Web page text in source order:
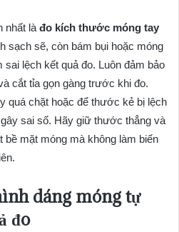
nhất là đo kích thước móng tay
sạch sẽ, còn bám bụi hoặc móng
lệch kết quả đo. Luôn đảm bảo
cắt tỉa gọn gàng trước khi đo.
quá chặt hoặc để thước kẻ bị lệch
sai số. Hãy giữ thước thẳng và
bề mặt móng mà không làm biến
dáng móng tự
đo